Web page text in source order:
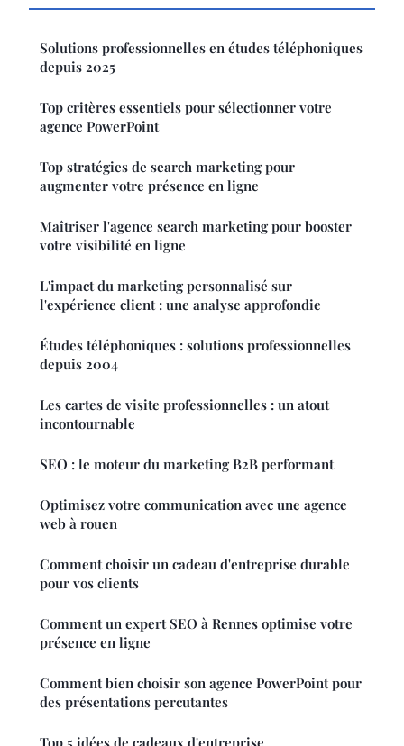
Solutions professionnelles en études téléphoniques
depuis 2025
Top critères essentiels pour sélectionner votre
agence PowerPoint
Top stratégies de search marketing pour
augmenter votre présence en ligne
Maîtriser l'agence search marketing pour booster
votre visibilité en ligne
L'impact du marketing personnalisé sur
l'expérience client : une analyse approfondie
Études téléphoniques : solutions professionnelles
depuis 2004
Les cartes de visite professionnelles : un atout
incontournable
SEO : le moteur du marketing B2B performant
Optimisez votre communication avec une agence
web à rouen
Comment choisir un cadeau d'entreprise durable
pour vos clients
Comment un expert SEO à Rennes optimise votre
présence en ligne
Comment bien choisir son agence PowerPoint pour
des présentations percutantes